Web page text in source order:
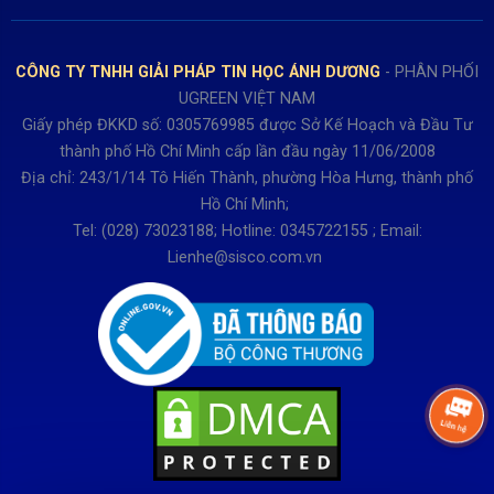
Hướng dẫn đăng ký tài khoản
Thời gian làm việc từ Thứ 2- Thứ 7
Buổi chiều từ 13h15 đến 17h30
Thứ 7 làm đến 15h30 chiều.
CÔNG TY TNHH GIẢI PHÁP TIN HỌC ÁNH DƯƠNG - PHÂN PHỐI
UGREEN VIỆT NAM
Giấy phép ĐKKD số: 0305769985 được Sở Kế Hoạch và Đầu Tư
thành phố Hồ Chí Minh cấp lần đầu ngày 11/06/2008
Địa chỉ: 243/1/14 Tô Hiến Thành, phường Hòa Hưng, thành phố
Hồ Chí Minh;
Tel: (028) 73023188; Hotline: 0345722155 ; Email:
Lienhe@sisco.com.vn